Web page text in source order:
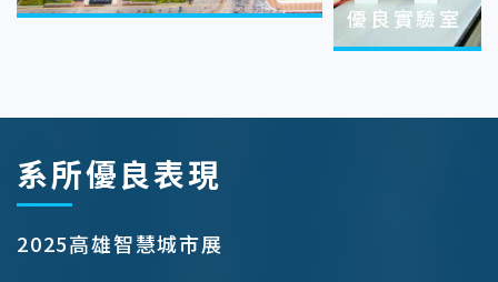
優良實驗室
系所優良表現
2025高雄智慧城市展